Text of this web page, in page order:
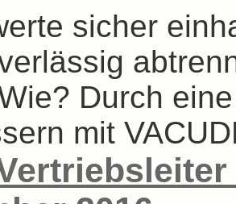
sicher
Durch
mit